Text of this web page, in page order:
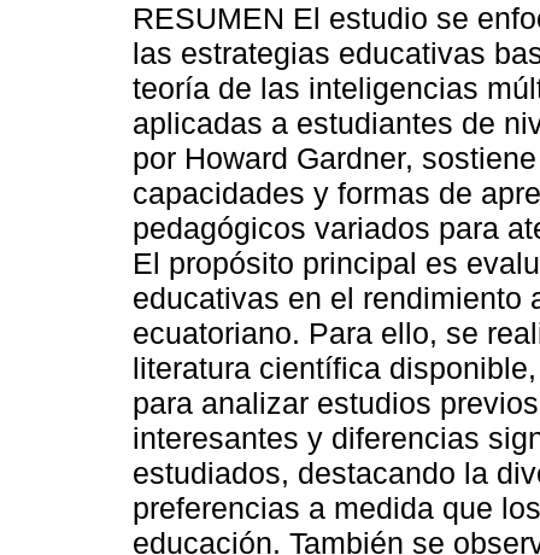
RESUMEN El estudio se
las estrategias educativas
teoría de las inteligencias
aplicadas a estudiantes de
por Howard Gardner,
capacidades y formas de
pedagógicos variados para
El propósito principal es
educativas en el rendimiento
ecuatoriano. Para ello, se
literatura científica
para analizar estudios
interesantes y diferencias
estudiados, destacando la
preferencias a medida que
educación. También se